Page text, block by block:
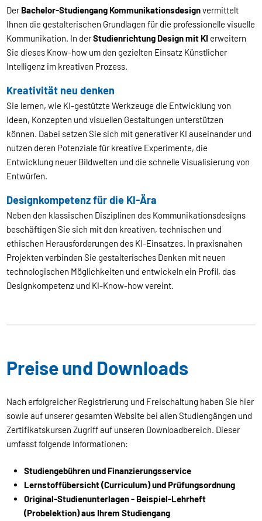
DerBachelor-Studiengang Kommunikationsdesignvermittelt
Ihnen die gestalterischen Grundlagen für die professionelle visuelle
Kommunikation. In derStudienrichtung Design mit KI erweitern
Sie dieses Know-how um den gezielten Einsatz Künstlicher
Intelligenz im kreativen Prozess.
Kreativität neu denken
Sie lernen, wie KI-gestützte Werkzeuge die Entwicklung von
Ideen, Konzepten und visuellen Gestaltungen unterstützen
können. Dabei setzen Sie sich mit generativer KI auseinander und
nutzen deren Potenziale für kreative Experimente, die
Entwicklung neuer Bildwelten und die schnelle Visualisierung von
Entwürfen.
Designkompetenz für die KI-Ära
Neben den klassischen Disziplinen des Kommunikationsdesigns
beschäftigen Sie sich mit den kreativen, technischen und
ethischen Herausforderungen des KI-Einsatzes. In praxisnahen
Projekten verbinden Sie gestalterisches Denken mit neuen
technologischen Möglichkeiten und entwickeln ein Profil, das
Designkompetenz und KI-Know-how vereint.
Preise und Downloads
Nach erfolgreicher Registrierung und Freischaltung haben Sie hier
sowie auf unserer gesamten Website bei allen Studiengängen und
Zertifikatskursen Zugriff auf unseren Downloadbereich. Dieser
umfasst folgende Informationen:
Studiengebühren und Finanzierungsservice
Lernstoffübersicht (Curriculum) und Prüfungsordnung
Original-Studienunterlagen - Beispiel-Lehrheft
(Probelektion) aus Ihrem Studiengang